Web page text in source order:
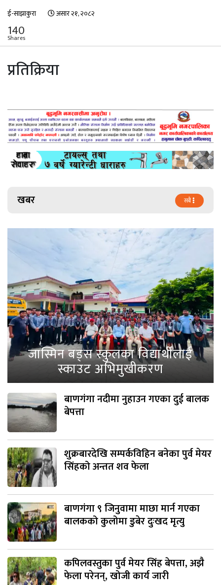
ई-साझाकुरा असार २१, २०८२
140
Shares
प्रतिक्रिया
खबर सबै
जास्मिन बड्स स्कुलका विद्यार्थीलाई
स्काउट अभिमुखीकरण
बाणगंगा नदीमा नुहाउन गएका दुई बालक
बेपत्ता
शुक्रबारदेखि सम्पर्कविहिन बनेका पुर्व मेयर
सिंहको अन्तत शव फेला
बाणगंगा ९ जिनुवामा माछा मार्न गएका
बालकको कुलोमा डुबेर दुःखद मृत्यु
कपिलवस्तुका पुर्व मेयर सिंह बेपत्ता, अझै
फेला परेनन्, खोजी कार्य जारी